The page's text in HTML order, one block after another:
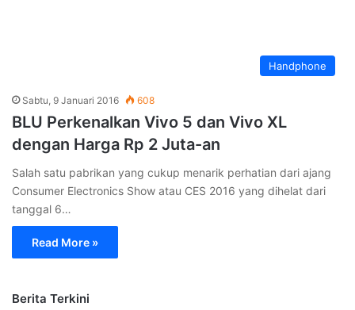
Handphone
Sabtu, 9 Januari 2016 608
BLU Perkenalkan Vivo 5 dan Vivo XL
dengan Harga Rp 2 Juta-an
Salah satu pabrikan yang cukup menarik perhatian dari ajang
Consumer Electronics Show atau CES 2016 yang dihelat dari
tanggal 6…
Read More »
Berita Terkini